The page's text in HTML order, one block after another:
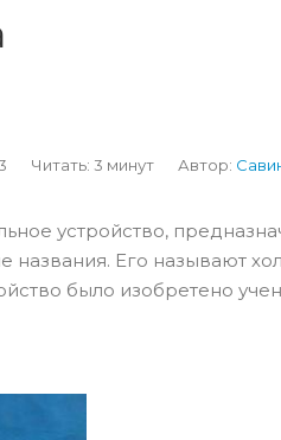
Читать: 3 минут Автор:
устройство,
названия. Его называют
было изобретено